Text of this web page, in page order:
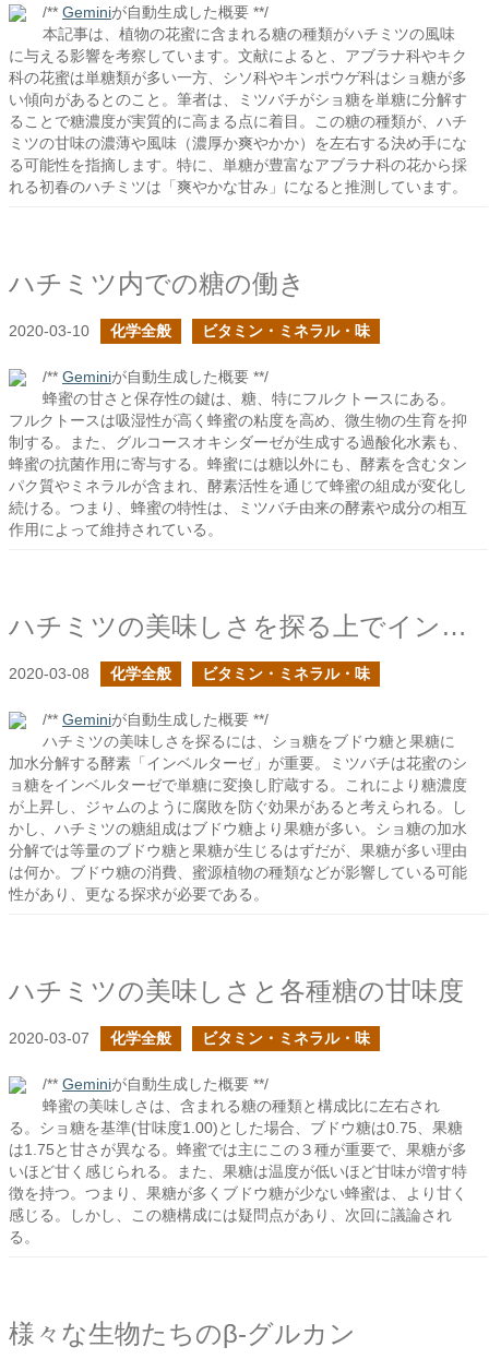
/** Geminiが自動生成した概要 **/
本記事は、植物の花蜜に含まれる糖の種類がハチミツの風味
に与える影響を考察しています。文献によると、アブラナ科やキク
科の花蜜は単糖類が多い一方、シソ科やキンポウゲ科はショ糖が多
い傾向があるとのこと。筆者は、ミツバチがショ糖を単糖に分解す
ることで糖濃度が実質的に高まる点に着目。この糖の種類が、ハチ
ミツの甘味の濃薄や風味（濃厚か爽やかか）を左右する決め手にな
る可能性を指摘します。特に、単糖が豊富なアブラナ科の花から採
れる初春のハチミツは「爽やかな甘み」になると推測しています。
ハチミツ内での糖の働き
2020-03-10 化学全般 ビタミン・ミネラル・味
/** Geminiが自動生成した概要 **/
蜂蜜の甘さと保存性の鍵は、糖、特にフルクトースにある。
フルクトースは吸湿性が高く蜂蜜の粘度を高め、微生物の生育を抑
制する。また、グルコースオキシダーゼが生成する過酸化水素も、
蜂蜜の抗菌作用に寄与する。蜂蜜には糖以外にも、酵素を含むタン
パク質やミネラルが含まれ、酵素活性を通じて蜂蜜の組成が変化し
続ける。つまり、蜂蜜の特性は、ミツバチ由来の酵素や成分の相互
作用によって維持されている。
ハチミツの美味しさを探る上でインベルターゼが重要であるはず
2020-03-08 化学全般 ビタミン・ミネラル・味
/** Geminiが自動生成した概要 **/
ハチミツの美味しさを探るには、ショ糖をブドウ糖と果糖に
加水分解する酵素「インベルターゼ」が重要。ミツバチは花蜜のシ
ョ糖をインベルターゼで単糖に変換し貯蔵する。これにより糖濃度
が上昇し、ジャムのように腐敗を防ぐ効果があると考えられる。し
かし、ハチミツの糖組成はブドウ糖より果糖が多い。ショ糖の加水
分解では等量のブドウ糖と果糖が生じるはずだが、果糖が多い理由
は何か。ブドウ糖の消費、蜜源植物の種類などが影響している可能
性があり、更なる探求が必要である。
ハチミツの美味しさと各種糖の甘味度
2020-03-07 化学全般 ビタミン・ミネラル・味
/** Geminiが自動生成した概要 **/
蜂蜜の美味しさは、含まれる糖の種類と構成比に左右され
る。ショ糖を基準(甘味度1.00)とした場合、ブドウ糖は0.75、果糖
は1.75と甘さが異なる。蜂蜜では主にこの３種が重要で、果糖が多
いほど甘く感じられる。また、果糖は温度が低いほど甘味が増す特
徴を持つ。つまり、果糖が多くブドウ糖が少ない蜂蜜は、より甘く
感じる。しかし、この糖構成には疑問点があり、次回に議論され
る。
様々な生物たちのβ-グルカン